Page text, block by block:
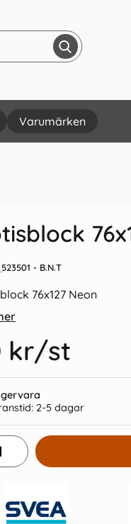
Varumärken
Kulpenna Frixion
39 kr/st
523501 - B.N.T
76x127 Neon
kr/st
2-5 dagar